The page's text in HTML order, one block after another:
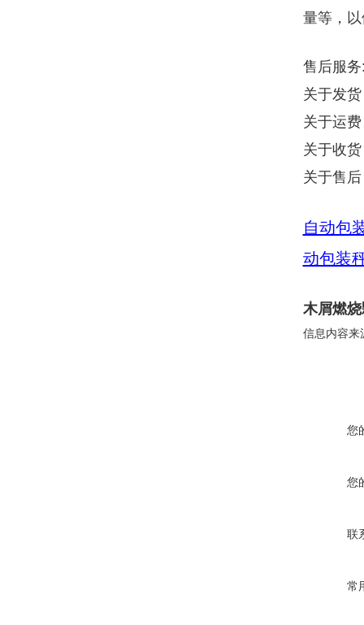
量等，
售后服务
关于发
关于运
关于收
关于售
自动包
动包装
木屑燃
信息内容来
您
您
联
常